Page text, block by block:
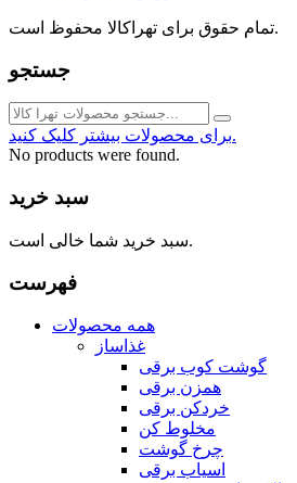
تمام حقوق برای تهراکالا محفوظ است.
جستجو
برای محصولات بیشتر کلیک کنید.
No products were found.
سبد خرید
سبد خرید شما خالی است.
فهرست
همه محصولات
غذاساز
گوشت کوب برقی
همزن برقی
خردکن برقی
مخلوط کن
چرخ گوشت
اسیاب برقی